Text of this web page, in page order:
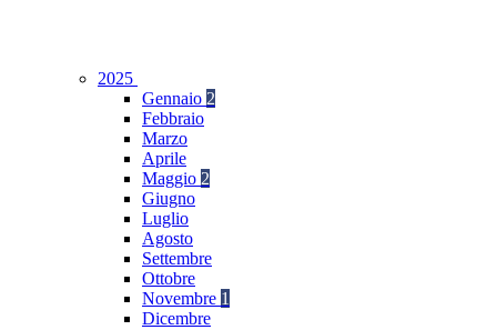
2025
Gennaio 2
Febbraio
Marzo
Aprile
Maggio 2
Giugno
Luglio
Agosto
Settembre
Ottobre
Novembre 1
Dicembre